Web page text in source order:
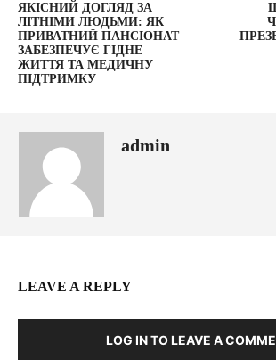
ЯКІСНИЙ ДОГЛЯД ЗА
ЛІТНІМИ ЛЮДЬМИ: ЯК
ПРИВАТНИЙ ПАНСІОНАТ
ЗАБЕЗПЕЧУЄ ГІДНЕ
ЖИТТЯ ТА МЕДИЧНУ
ПІДТРИМКУ
admin
LEAVE A REPLY
LOG IN TO LEAVE A